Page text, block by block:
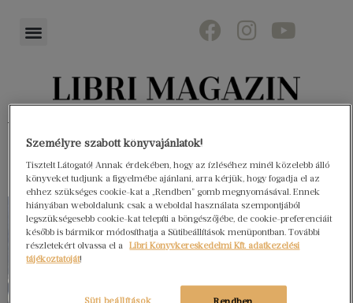
Személyre szabott könyvajánlatok!
Tisztelt Látogató! Annak érdekében, hogy az ízléséhez minél közelebb álló
könyveket tudjunk a figyelmébe ajánlani, arra kérjük, hogy fogadja el az
ehhez szükséges cookie-kat a „Rendben” gomb megnyomásával. Ennek
hiányában weboldalunk csak a weboldal használata szempontjából
legszükségesebb cookie-kat telepíti a böngészőjébe, de cookie-preferenciáit
később is bármikor módosíthatja a Sütibeállítások menüpontban. További
részletekért olvassa el a
Libri Könyvkereskedelmi Kft. adatkezelési
tájékoztatóját!
Süti beállítások